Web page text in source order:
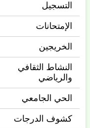
التسجيل
الإمتحانات
الخريجين
النشاط الثقافي
والرياضي
الحي الجامعي
كشوف الدرجات